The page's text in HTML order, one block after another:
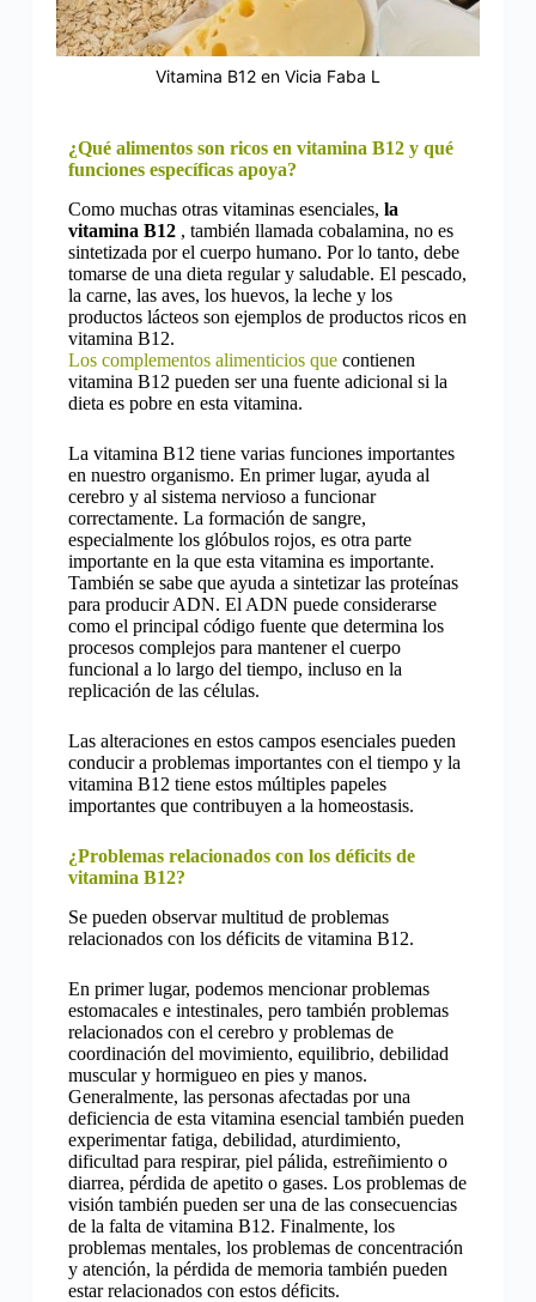
Vitamina B12 en Vicia Faba L
¿Qué alimentos son ricos en vitamina B12 y qué
funciones específicas apoya?
Como muchas otras vitaminas esenciales, la
vitamina B12, también llamada cobalamina, no es
sintetizada por el cuerpo humano. Por lo tanto, debe
tomarse de una dieta regular y saludable. El pescado,
la carne, las aves, los huevos, la leche y los
productos lácteos son ejemplos de productos ricos en
vitamina B12.
Los complementos alimenticios quecontienen
vitamina B12 pueden ser una fuente adicional si la
dieta es pobre en esta vitamina.
La vitamina B12 tiene varias funciones importantes
en nuestro organismo. En primer lugar, ayuda al
cerebro y al sistema nervioso a funcionar
correctamente. La formación de sangre,
especialmente los glóbulos rojos, es otra parte
importante en la que esta vitamina es importante.
También se sabe que ayuda a sintetizar las proteínas
para producir ADN. El ADN puede considerarse
como el principal código fuente que determina los
procesos complejos para mantener el cuerpo
funcional a lo largo del tiempo, incluso en la
replicación de las células.
Las alteraciones en estos campos esenciales pueden
conducir a problemas importantes con el tiempo y la
vitamina B12 tiene estos múltiples papeles
importantes que contribuyen a la homeostasis.
¿Problemas relacionados con los déficits de
vitamina B12?
Se pueden observar multitud de problemas
relacionados con los déficits de vitamina B12.
En primer lugar, podemos mencionar problemas
estomacales e intestinales, pero también problemas
relacionados con el cerebro y problemas de
coordinación del movimiento, equilibrio, debilidad
muscular y hormigueo en pies y manos.
Generalmente, las personas afectadas por una
deficiencia de esta vitamina esencial también pueden
experimentar fatiga, debilidad, aturdimiento,
dificultad para respirar, piel pálida, estreñimiento o
diarrea, pérdida de apetito o gases. Los problemas de
visión también pueden ser una de las consecuencias
de la falta de vitamina B12. Finalmente, los
problemas mentales, los problemas de concentración
y atención, la pérdida de memoria también pueden
estar relacionados con estos déficits.